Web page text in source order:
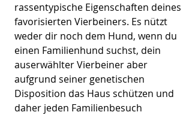
rassentypische Eigenschaften deines
favorisierten Vierbeiners. Es nützt
weder dir noch dem Hund, wenn du
einen Familienhund suchst, dein
auserwählter Vierbeiner aber
aufgrund seiner genetischen
Disposition das Haus schützen und
daher jeden Familienbesuch